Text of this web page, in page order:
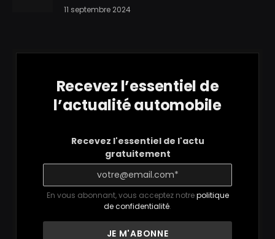
11 septembre 2024
Recevez l’essentiel de
l’actualité automobile
Recevez l'essentiel de l'actu
gratuitement
En vous abonnant, vous acceptez notrepolitique
de confidentialité.